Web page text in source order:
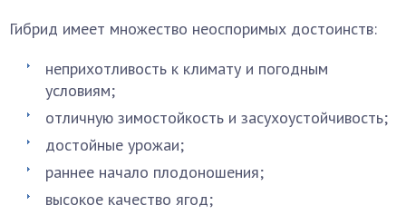
Гибрид имеет множество неоспоримых достоинств:
неприхотливость к климату и погодным
условиям;
отличную зимостойкость и засухоустойчивость;
достойные урожаи;
раннее начало плодоношения;
высокое качество ягод;